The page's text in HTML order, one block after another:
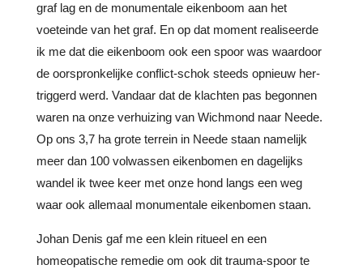
graf lag en de monumentale eikenboom aan het
voeteinde van het graf. En op dat moment realiseerde
ik me dat die eikenboom ook een spoor was waardoor
de oorspronkelijke conflict-schok steeds opnieuw her-
triggerd werd. Vandaar dat de klachten pas begonnen
waren na onze verhuizing van Wichmond naar Neede.
Op ons 3,7 ha grote terrein in Neede staan namelijk
meer dan 100 volwassen eikenbomen en dagelijks
wandel ik twee keer met onze hond langs een weg
waar ook allemaal monumentale eikenbomen staan.
Johan Denis gaf me een klein ritueel en een
homeopatische remedie om ook dit trauma-spoor te